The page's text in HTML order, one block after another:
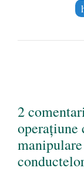
2
operațiune